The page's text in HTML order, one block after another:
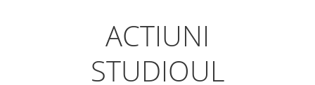
ACTIUNI
STUDIOUL